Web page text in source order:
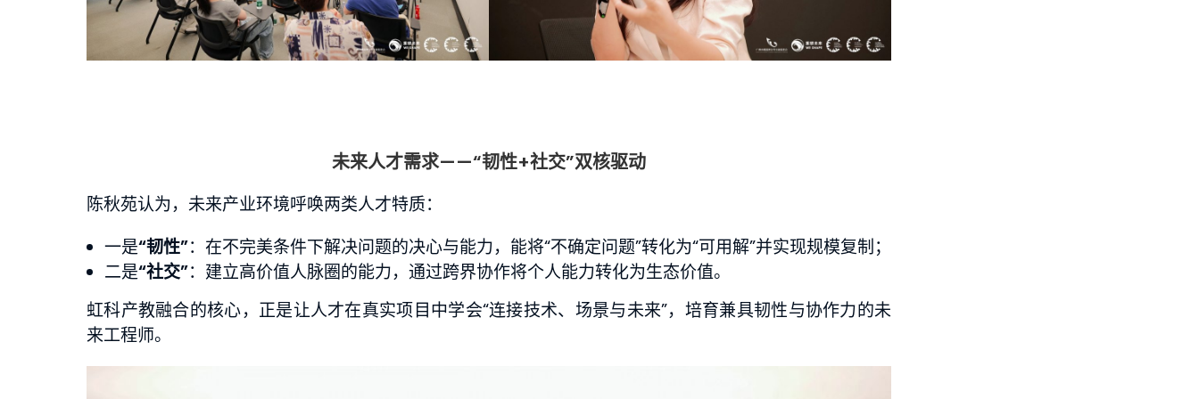
未来人才需求——“韧性+社交”双核驱动
陈秋苑认为，未来产业环境呼唤两类人才特质：
一是“韧性”：在不完美条件下解决问题的决心与能力，能将“不确定问题”转化为“可用解”并实现规模复制；
二是“社交”：建立高价值人脉圈的能力，通过跨界协作将个人能力转化为生态价值。
虹科产教融合的核心，正是让人才在真实项目中学会“连接技术、场景与未来”，培育兼具韧性与协作力的未
来工程师。